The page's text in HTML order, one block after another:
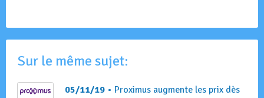
Sur le même sujet:
05/11/19 • Proximus augmente les prix dès